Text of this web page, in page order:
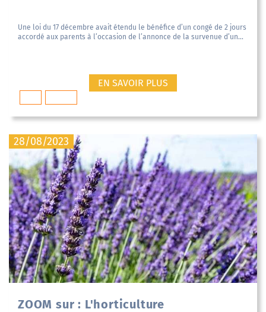
Une loi du 17 décembre avait étendu le bénéfice d’un congé de 2 jours
accordé aux parents à l’occasion de l’annonce de la survenue d’un...
EN SAVOIR PLUS
28/08/2023
ZOOM sur : L'horticulture